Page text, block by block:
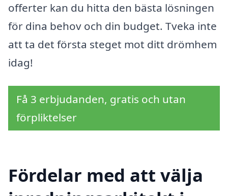
offerter kan du hitta den bästa lösningen
för dina behov och din budget. Tveka inte
att ta det första steget mot ditt drömhem
idag!
Få 3 erbjudanden, gratis och utan
förpliktelser
Fördelar med att välja